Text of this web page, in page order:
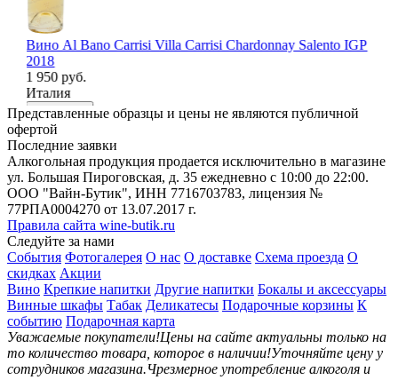
Вино Al Bano Carrisi Villa Carrisi Chardonnay Salento IGP
2018
1 950 руб.
Италия
В корзину
Представленные образцы и цены не являются публичной
офертой
Последние заявки
Алкогольная продукция продается исключительно в магазине
ул. Большая Пироговская, д. 35 ежедневно с 10:00 до 22:00.
ООО "Вайн-Бутик", ИНН 7716703783, лицензия №
77РПА0004270 от 13.07.2017 г.
Правила сайта wine-butik.ru
Следуйте за нами
События Фотогалерея О нас О доставке Схема проезда О
скидках Акции
Вино Крепкие напитки Другие напитки Бокалы и аксессуары
Винные шкафы Табак Деликатесы Подарочные корзины К
событию Подарочная карта
Уважаемые покупатели!Цены на сайте актуальны только на
то количество товара, которое в наличии!Уточняйте цену у
сотрудников магазина.Чрезмерное употребление алкоголя и